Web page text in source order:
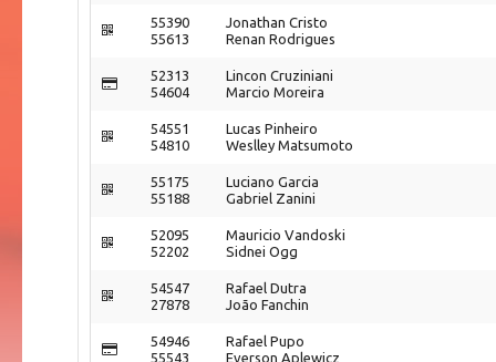
55390
55613
Jonathan Cristo
Renan Rodrigues
52313
54604
Lincon Cruziniani
Marcio Moreira
54551
54810
Lucas Pinheiro
Weslley Matsumoto
55175
55188
Luciano Garcia
Gabriel Zanini
52095
52202
Mauricio Vandoski
Sidnei Ogg
54547
27878
Rafael Dutra
João Fanchin
54946
55543
Rafael Pupo
Everson Aplewicz